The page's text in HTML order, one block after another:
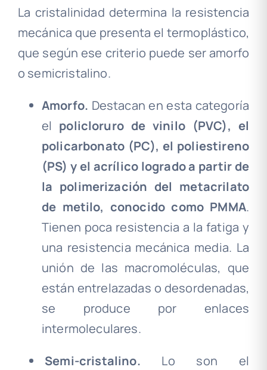
La cristalinidad determina la resistencia
mecánica que presenta el termoplástico,
que según ese criterio puede ser amorfo
o semicristalino.
Amorfo. Destacan en esta categoría
el policloruro de vinilo (PVC), el
policarbonato (PC), el poliestireno
(PS) y el acrílico logrado a partir de
la polimerización del metacrilato
de metilo, conocido como PMMA.
Tienen poca resistencia a la fatiga y
una resistencia mecánica media. La
unión de las macromoléculas, que
están entrelazadas o desordenadas,
se produce por enlaces
intermoleculares.
Semi-cristalino. Lo son el